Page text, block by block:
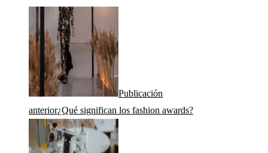
Publicación
anterior¿Qué significan los fashion awards?